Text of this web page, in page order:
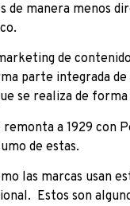
manera menos
de
parte integrada
se realiza de
a 1929 con
de estas.
las marcas usan
Estos son